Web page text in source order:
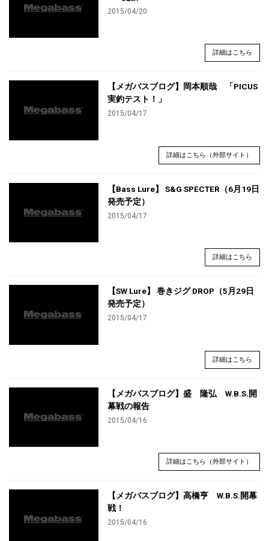
2015/04/20
詳細はこちら
【メガバスブログ】岡本順哉 「PICUS
実釣テスト！」
2015/04/17
詳細はこちら（外部サイト）
【Bass Lure】 S&G SPECTER（6月19日
発売予定）
2015/04/17
詳細はこちら
【SW Lure】 巻きジグ DROP（5月29日
発売予定）
2015/04/17
詳細はこちら
【メガバスブログ】盛 隆弘 W.B.S.開
幕戦の報告
2015/04/16
詳細はこちら（外部サイト）
【メガバスブログ】高橋亨 W.B.S.開幕
戦！
2015/04/16